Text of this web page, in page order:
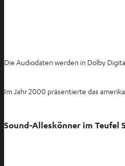
Die Audiodaten werden in Dolby
Im Jahr 2000 präsentierte das
Sound-Alleskönner im Teufel